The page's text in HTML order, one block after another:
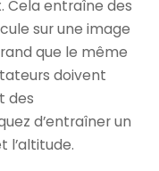
Cela entraîne des
sur une image
que le même
doivent
des
d’entraîner un
l’altitude.